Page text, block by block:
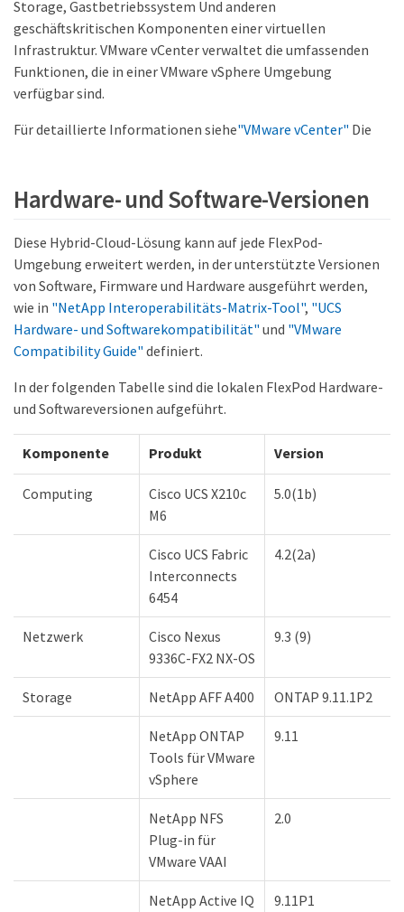
Storage, Gastbetriebssystem Und anderen
geschäftskritischen Komponenten einer virtuellen
Infrastruktur. VMware vCenter verwaltet die umfassenden
Funktionen, die in einer VMware vSphere Umgebung
verfügbar sind.
Für detaillierte Informationen siehe"VMware vCenter" Die
Hardware- und Software-Versionen
Diese Hybrid-Cloud-Lösung kann auf jede FlexPod-
Umgebung erweitert werden, in der unterstützte Versionen
von Software, Firmware und Hardware ausgeführt werden,
wie in "NetApp Interoperabilitäts-Matrix-Tool", "UCS
Hardware- und Softwarekompatibilität" und "VMware
Compatibility Guide" definiert.
In der folgenden Tabelle sind die lokalen FlexPod Hardware-
und Softwareversionen aufgeführt.
Komponente Produkt Version
Computing
Cisco UCS X210c
M6
5.0(1b)
Cisco UCS Fabric
Interconnects
6454
4.2(2a)
Netzwerk
Cisco Nexus
9336C-FX2 NX-OS
9.3 (9)
Storage NetApp AFF A400 ONTAP 9.11.1P2
NetApp ONTAP
Tools für VMware
vSphere
9.11
NetApp NFS
Plug-in für
VMware VAAI
2.0
NetApp Active IQ
9.11P1